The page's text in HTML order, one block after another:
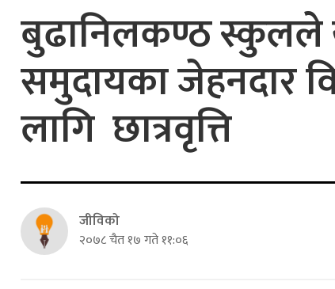
बुढानिलकण्ठ स्कुलले
समुदायका जेहनदार
लागि छात्रवृत्ति
जीविको
२०७८ चैत १७ गते ११:०६